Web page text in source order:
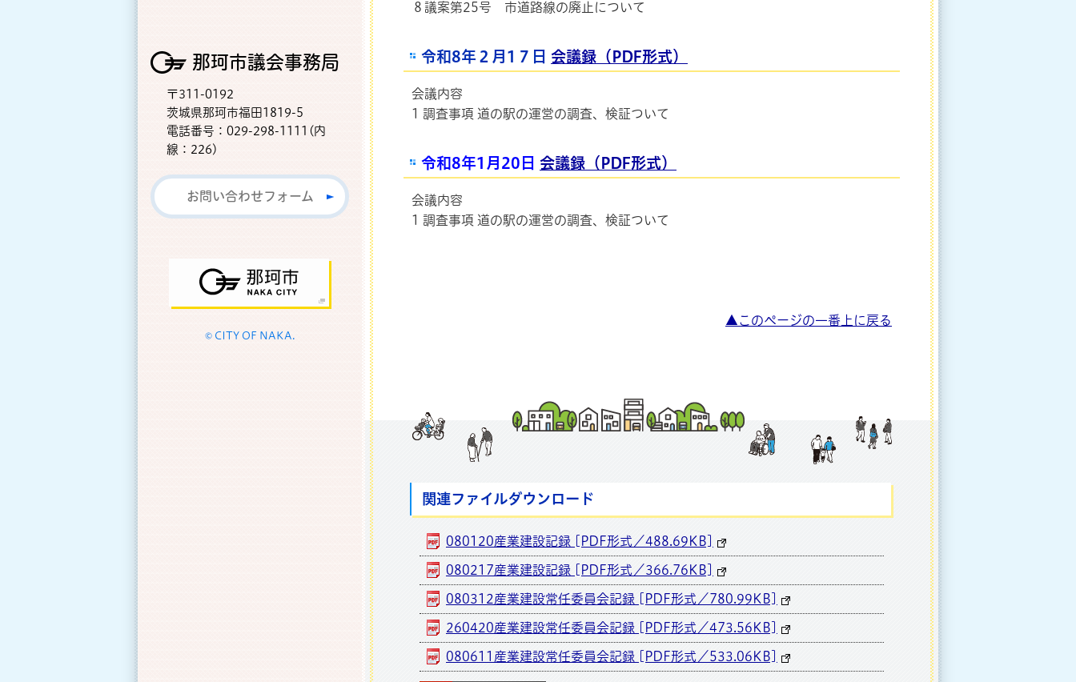
那珂市議会事務局
〒311-0192
茨城県那珂市福田1819-5
電話番号：029-298-1111(内
線：226)
お問い合わせフォーム
© CITY OF NAKA.
８議案第25号 市道路線の廃止について
令和8年２月1７日 会議録（PDF形式）
会議内容
1 調査事項 道の駅の運営の調査、検証ついて
令和8年1月20日 会議録（PDF形式）
会議内容
1 調査事項 道の駅の運営の調査、検証ついて
▲このページの一番上に戻る
関連ファイルダウンロード
080120産業建設記録 [PDF形式／488.69KB]
080217産業建設記録 [PDF形式／366.76KB]
080312産業建設常任委員会記録 [PDF形式／780.99KB]
260420産業建設常任委員会記録 [PDF形式／473.56KB]
080611産業建設常任委員会記録 [PDF形式／533.06KB]